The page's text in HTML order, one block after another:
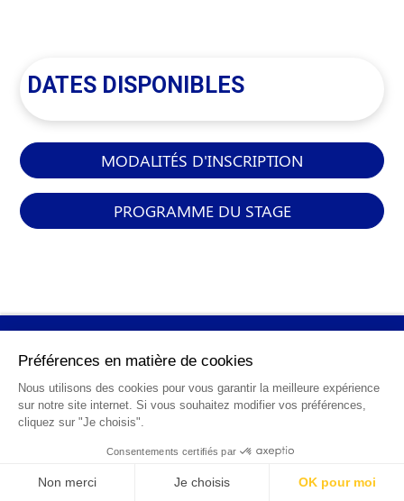
DATES DISPONIBLES
MODALITÉS D'INSCRIPTION
PROGRAMME DU STAGE
GÉNÉRALES
Qui sommes-nous ?
FAQ
Contact